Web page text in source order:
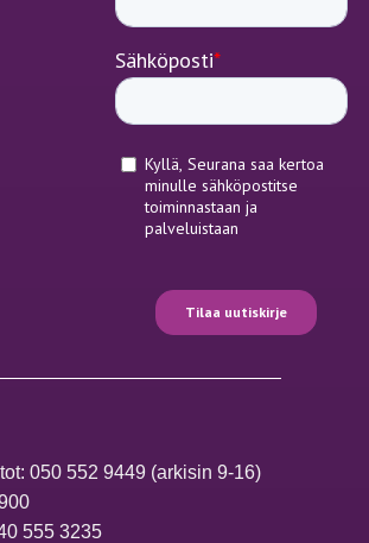
050 552 9449(arkisin 9-16)
555 3235